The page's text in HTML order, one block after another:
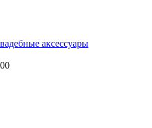
аксессуары